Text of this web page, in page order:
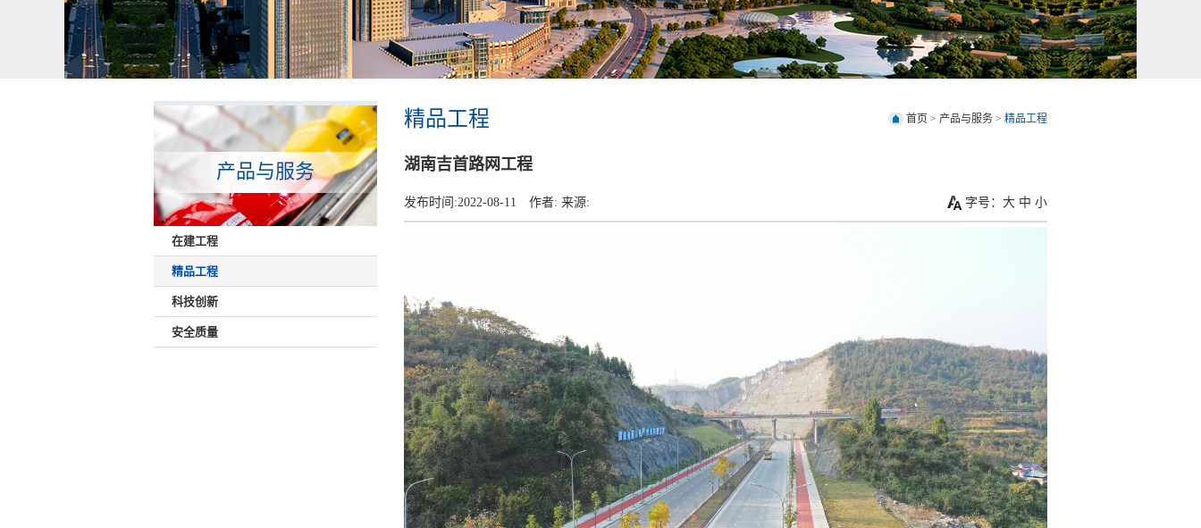
产品与服务
在建工程
精品工程
科技创新
安全质量
首页 > 产品与服务 > 精品工程
精品工程
湖南吉首路网工程
发布时间:2022-08-11 作者: 来源: 字号： 大 中 小